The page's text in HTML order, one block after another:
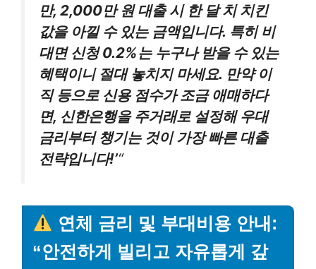
만, 2,000만 원 대출 시 한 달 치 치킨
값을 아낄 수 있는 금액입니다. 특히 비
대면 신청 0.2%는 누구나 받을 수 있는
혜택이니 절대 놓치지 마세요. 만약 이
직 등으로 신용 점수가 조금 애매하다
면, 신한은행을 주거래로 설정해 우대
금리부터 챙기는 것이 가장 빠른 대출
전략입니다!’“
연체 금리 및 부대비용 안내:
“안전하게 빌리고 자유롭게 갚